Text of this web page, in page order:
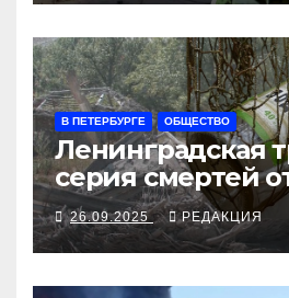
В ПЕТЕРБУРГЕ ОБЩЕСТВО
Ленинградская
серия смертей
алкосуррогата
26.09.2025 РЕДАКЦИЯ